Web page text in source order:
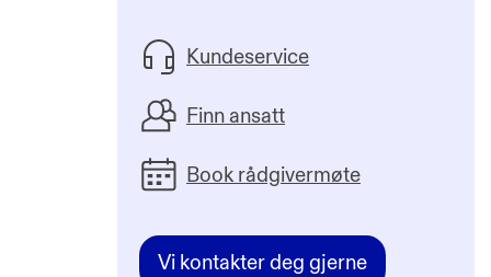
Kundeservice
Finn ansatt
Book rådgivermøte
Vi kontakter deg gjerne